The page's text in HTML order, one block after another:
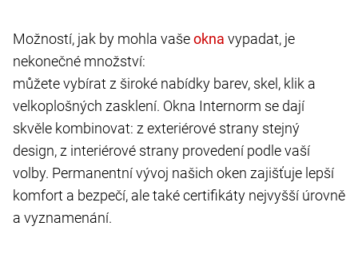
Možností, jak by mohla vaše
vypadat, je
nekonečné množství:
můžete vybírat z široké nabídky barev, skel, klik a
velkoplošných zasklení. Okna Internorm se dají
skvěle kombinovat: z exteriérové strany stejný
design, z interiérové strany provedení podle vaší
volby. Permanentní vývoj našich oken zajišťuje lepší
komfort a bezpečí, ale také certifikáty nejvyšší úrovně
a vyznamenání.